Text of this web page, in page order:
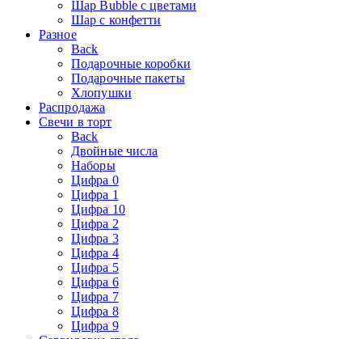
Шар Bubble с цветами
Шар с конфетти
Разное
Back
Подарочные коробки
Подарочные пакеты
Хлопушки
Распродажа
Свечи в торт
Back
Двойные числа
Наборы
Цифра 0
Цифра 1
Цифра 10
Цифра 2
Цифра 3
Цифра 4
Цифра 5
Цифра 6
Цифра 7
Цифра 8
Цифра 9